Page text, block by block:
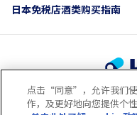
日本免税店酒类购买指南
使用条款 隐
点击“同意”，允许我们
作，及更好地向您提供个